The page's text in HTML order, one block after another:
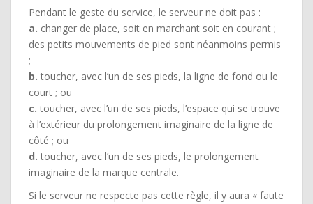
Pendant le geste du service, le serveur ne doit pas :
a. changer de place, soit en marchant soit en courant ;
des petits mouvements de pied sont néanmoins permis
;
b. toucher, avec l’un de ses pieds, la ligne de fond ou le
court ; ou
c. toucher, avec l’un de ses pieds, l’espace qui se trouve
à l’extérieur du prolongement imaginaire de la ligne de
côté ; ou
d. toucher, avec l’un de ses pieds, le prolongement
imaginaire de la marque centrale.
Si le serveur ne respecte pas cette règle, il y aura « faute